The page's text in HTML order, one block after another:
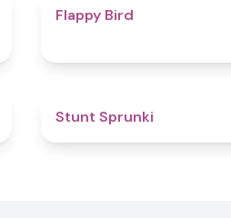
Flappy Bird
Stunt Sprunki​